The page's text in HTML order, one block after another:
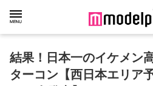
結果！日本一のイケメン
ターコン【西日本エリア